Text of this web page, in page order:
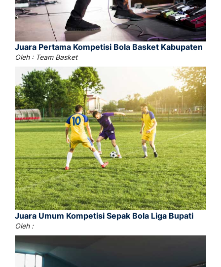
Juara Pertama Kompetisi Bola Basket Kabupaten
Oleh : Team Basket
Juara Umum Kompetisi Sepak Bola Liga Bupati
Oleh :